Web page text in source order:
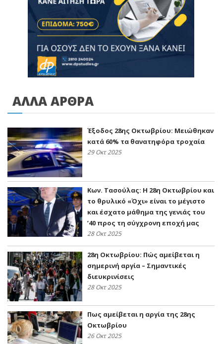
ΑΛΛΑ ΑΡΘΡΑ
Έξοδος 28ης Οκτωβρίου: Μειώθηκαν
κατά 60% τα θανατηφόρα τροχαία
29 Οκτ 2025
Κων. Τασούλας: Η 28η Οκτωβρίου και
το θρυλικό «Όχι» είναι το μέγιστο
και έσχατο μάθημα της γενιάς του
’40 προς τη σύγχρονη εποχή μας
28 Οκτ 2025
28η Οκτωβρίου: Πώς αμείβεται η
σημερινή αργία – Σημαντικές
διευκρινίσεις
28 Οκτ 2025
Πως αμείβεται η αργία της 28ης
Οκτωβρίου
26 Οκτ 2025